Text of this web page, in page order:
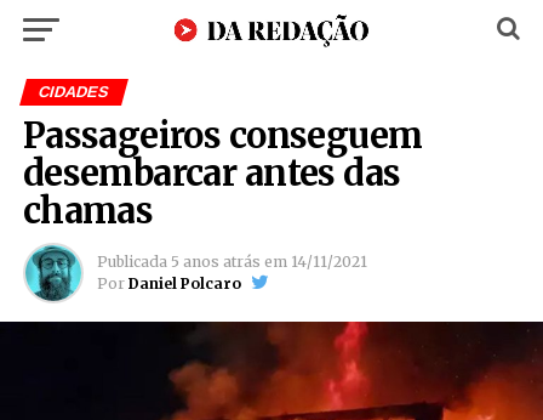
CIDADES
Passageiros conseguem
desembarcar antes das
chamas
Publicada 5 anos atrás em 14/11/2021
Por Daniel Polcaro